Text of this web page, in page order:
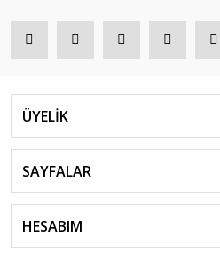
ÜYELİK
SAYFALAR
HESABIM